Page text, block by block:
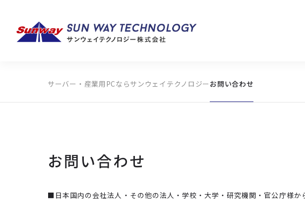
製品カテゴリから探す
メーカーから探す
サーバー・産業用PCならサンウェイテクノロジー お問い合わせ
お問い合わせ
■日本国内の会社法人・その他の法人・学校・大学・研究機関・官公庁様か